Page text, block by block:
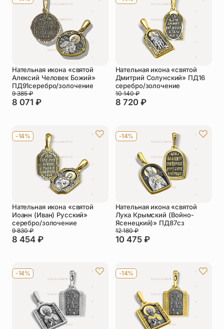
Нательная икона «святой
Алексий Человек Божий»
ПД91серебро/золочение
8 071 ₽
9 385₽
Нательная икона «святой
Дмитрий Солунский» ПД16
серебро/золочение
8 720 ₽
10 140₽
-14%
Нательная икона «святой
Иоанн (Иван) Русский»
серебро/золочение
8 454 ₽
9 830₽
-14%
Нательная икона «святой
Лука Крымский (Войно-
Ясенецкий)» ПД87сз
10 475 ₽
12 180₽
-14% -14%